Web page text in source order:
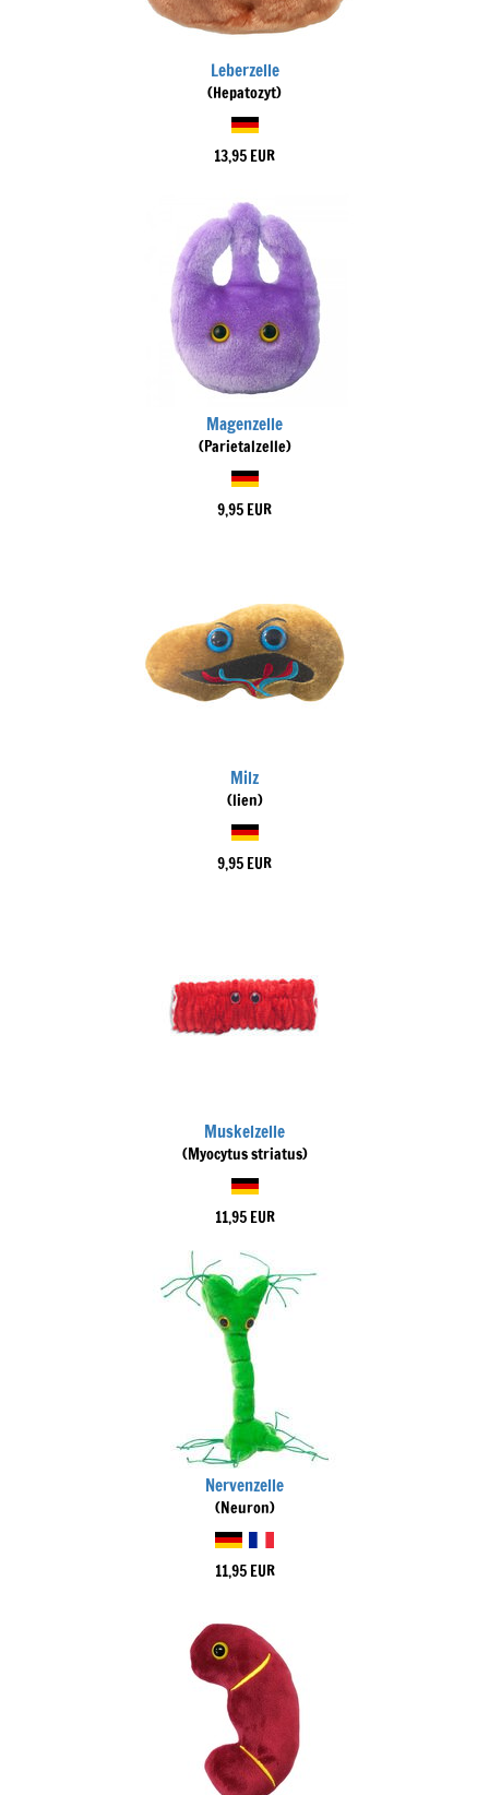
Leberzelle
(Hepatozyt)
13,95 EUR
Magenzelle
(Parietalzelle)
9,95 EUR
Milz
(lien)
9,95 EUR
Muskelzelle
(Myocytus striatus)
11,95 EUR
Nervenzelle
(Neuron)
11,95 EUR